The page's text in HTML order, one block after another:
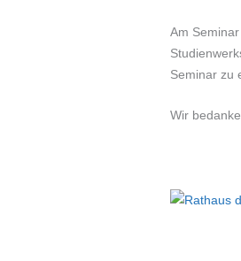
Am
Seminar zu
Wir